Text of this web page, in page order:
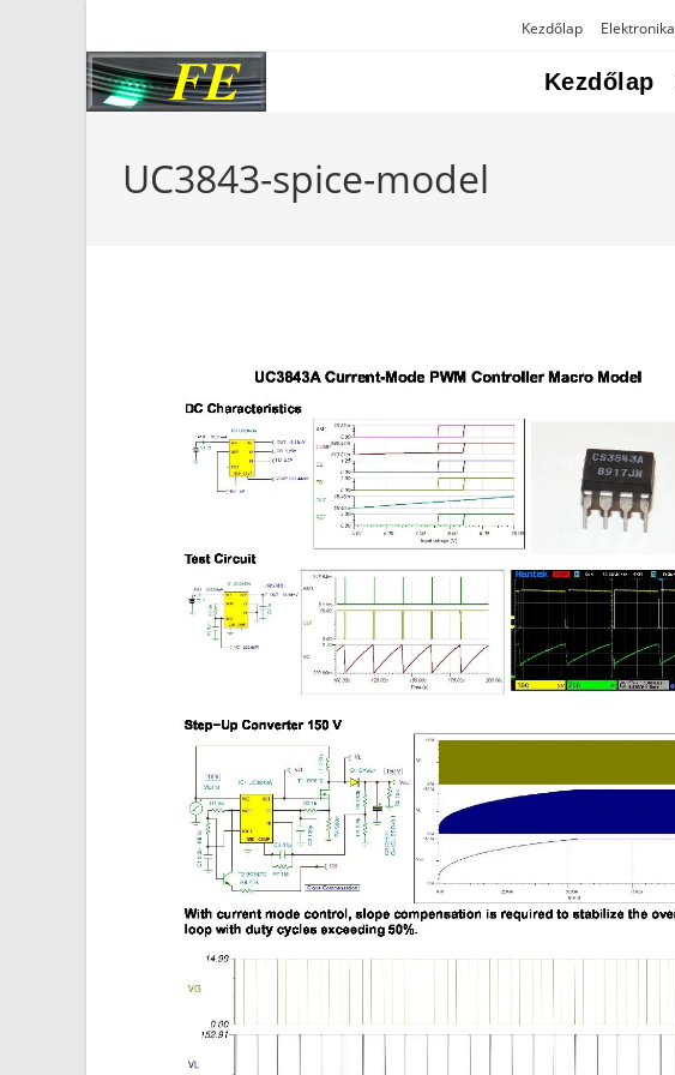
Kezdőlap Elektronika
Kezdőlap
UC3843-spice-model